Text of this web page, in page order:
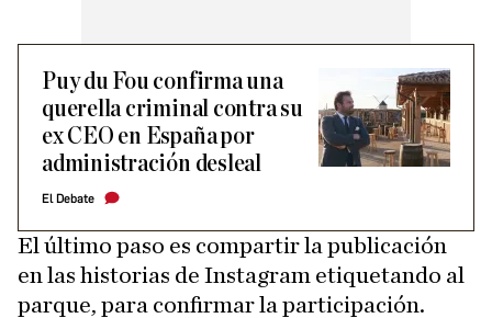
Puy du Fou confirma una
querella criminal contra su
ex CEO en España por
administración desleal
El Debate
El último paso es compartir la publicación
en las historias de Instagram etiquetando al
parque, para confirmar la participación.